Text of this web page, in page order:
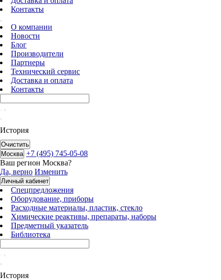
Контакты
О компании
Новости
Блог
Производители
Партнеры
Технический сервис
Доставка и оплата
Контакты
История
Очистить
Москва +7 (495) 745-05-08
Ваш регион Москва?
Да, верно Изменить
Личный кабинет
Спецпредложения
Оборудование, приборы
Расходные материалы, пластик, стекло
Химические реактивы, препараты, наборы
Предметный указатель
Библиотека
История